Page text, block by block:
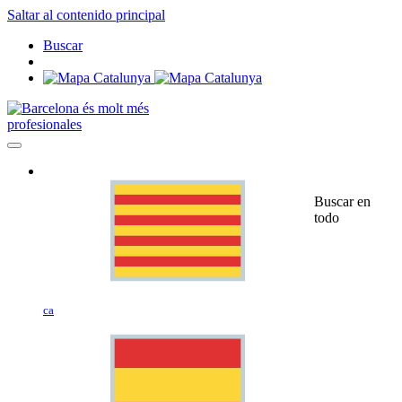
Saltar al contenido principal
Buscar
profesionales
ca
Buscar en
todo